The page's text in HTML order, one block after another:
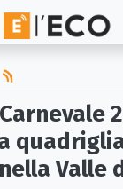
Valle